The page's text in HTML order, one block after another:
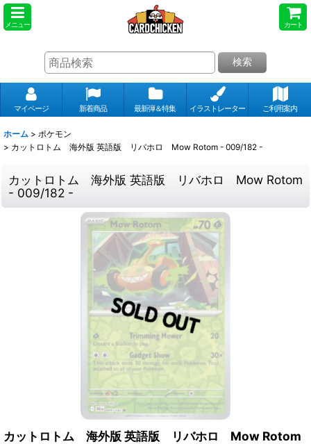
メニュー カート
検索
マイページ 新着商品 最新弾＆特集 イラストレーター ご利用案内
ホーム > ポケモン
> カットロトム 海外版 英語版 リバホロ Mow Rotom - 009/182 -
カットロトム 海外版 英語版 リバホロ Mow Rotom
- 009/182 -
カットロトム 海外版 英語版 リバホロ Mow Rotom